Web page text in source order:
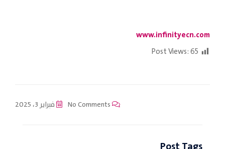
www.infinityecn.com
Post Views:65
فبراير 3، 2025